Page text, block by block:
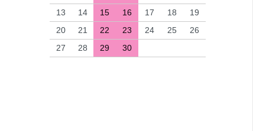
13
14 15 16 17 18
19
20
21 22 23 24 25
26
27
28 29 30